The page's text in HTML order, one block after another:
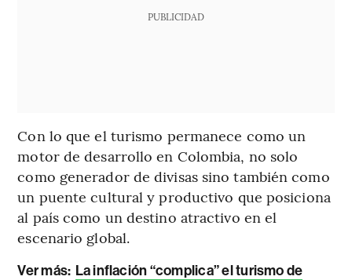
PUBLICIDAD
Con lo que el turismo permanece como un
motor de desarrollo en Colombia, no solo
como generador de divisas sino también como
un puente cultural y productivo que posiciona
al país como un destino atractivo en el
escenario global.
Ver más: La inflación “complica” el turismo de